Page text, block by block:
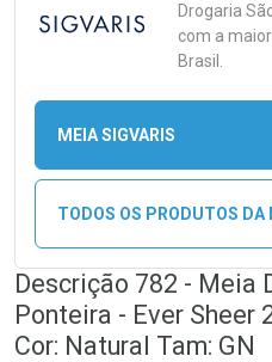
Drogaria
com a
Brasil.
MEIA SIGVARIS
TODOS OS PRODUTOS DA
Descrição 782 - Meia
Ponteira - Ever Sheer
Cor: Natural Tam: GN